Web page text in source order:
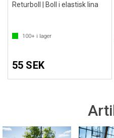
Returboll | Boll i elastisk lina
100+ i lager
55 SEK